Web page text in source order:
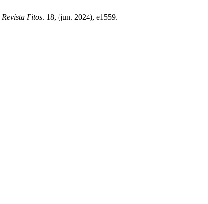
Revista Fitos. 18, (jun. 2024), e1559.